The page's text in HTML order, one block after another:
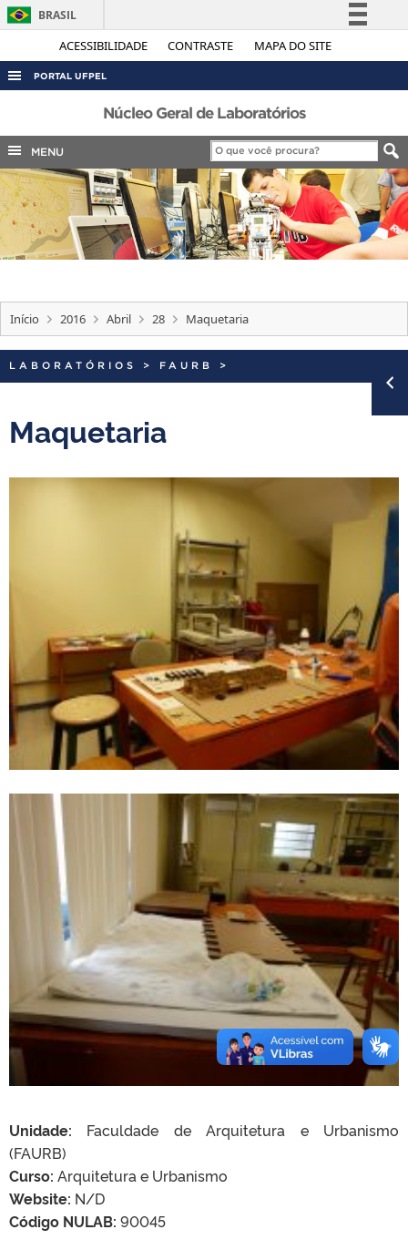
ACESSIBILIDADE CONTRASTE MAPA DO SITE
BRASIL
Simplifique!
Legislação
Canais
PORTAL UFPEL
ACESSO À INFORMAÇÃO
AUDITORIA
COBALTO
CONCURSOS
EDITAIS
INTERNACIONAL
PORTARIAS
Núcleo Geral de Laboratórios
MENU
Início 2016 Abril 28 Maquetaria
LABORATÓRIOS > FAURB >
Maquetaria
Unidade: Faculdade de Arquitetura e Urbanismo
(FAURB)
Curso: Arquitetura e Urbanismo
Website: N/D
Código NULAB: 90045